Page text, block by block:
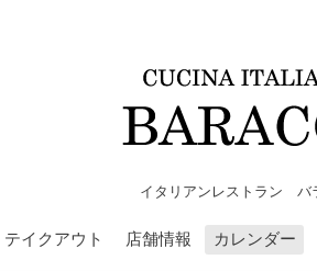
イタリアンレストラン バ
テイクアウト 店舗情報 カレンダー